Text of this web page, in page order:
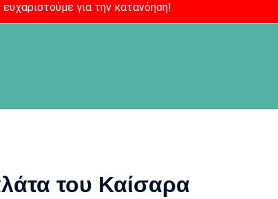
για την κατανόηση!
του Καίσαρα